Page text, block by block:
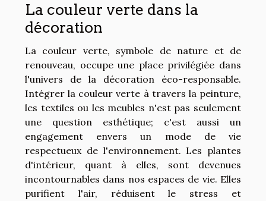
La couleur verte dans la
décoration
La couleur verte, symbole de nature et de
renouveau, occupe une place privilégiée dans
l'univers de la décoration éco-responsable.
Intégrer la couleur verte à travers la peinture,
les textiles ou les meubles n'est pas seulement
une question esthétique; c'est aussi un
engagement envers un mode de vie
respectueux de l'environnement. Les plantes
d'intérieur, quant à elles, sont devenues
incontournables dans nos espaces de vie. Elles
purifient l'air, réduisent le stress et